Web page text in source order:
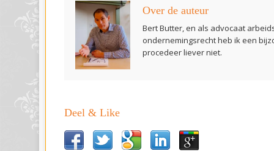
Over de auteur
Bert Butter, en als advocaat
ondernemingsrecht heb ik een
procedeer liever niet.
Deel & Like